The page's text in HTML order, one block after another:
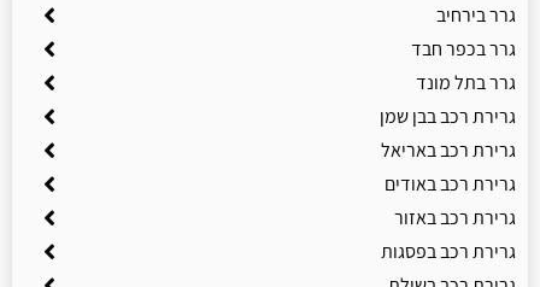
גרר בירחיב
גרר בכפר חבד
גרר בתל מונד
גרירת רכב בבן שמן
גרירת רכב באריאל
גרירת רכב באודים
גרירת רכב באזור
גרירת רכב בפסגות